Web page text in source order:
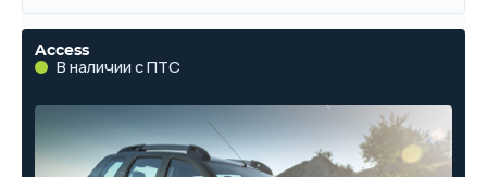
Access
В наличии с ПТС